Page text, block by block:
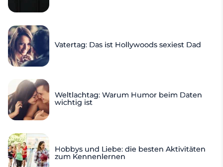
Vatertag: Das ist Hollywoods sexiest Dad
Weltlachtag: Warum Humor beim Daten
wichtig ist
Hobbys und Liebe: die besten Aktivitäten
zum Kennenlernen